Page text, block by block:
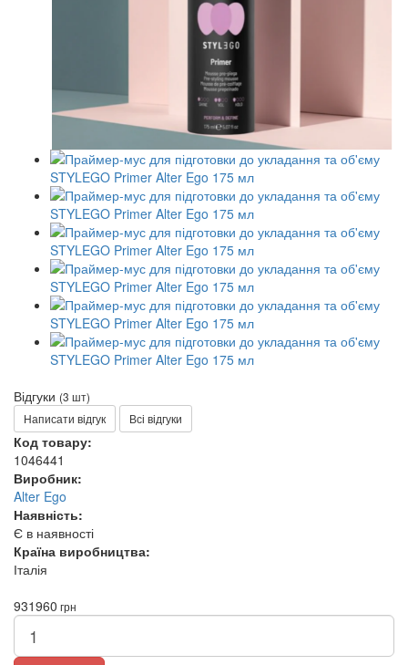
Відгуки (3 шт)
Написати відгук
Всі відгуки
Код товару:
1046441
Виробник:
Alter Ego
Наявність:
Є в наявності
Країна виробництва:
Італія
931960 грн